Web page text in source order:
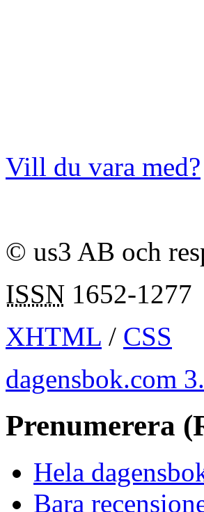
Vill du vara med?
© us3 AB och
ISSN 1652-1277
XHTML / CSS
dagensbok.com
Prenumerera
Hela
Bara